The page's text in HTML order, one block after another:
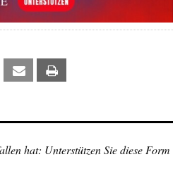
Xing Email
hat: Unterstützen Sie diese Form